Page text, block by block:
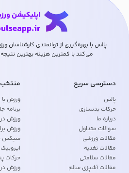
پالس با بهره‌گیری از توانمندی کارشناسان
می‌کند با کمترین هزینه بهترین
دسترسی سریع
پالس
حرکات بدنسازی
درباره ما
سوالات متداول
مقالات ورزشی
مقالات تغذیه
مقالات سلامتی
مقالات آشپزی سالم
منتخب
ورزش
برنامه
ورزش در
ورزش
سیکس
حرکات
ورزش در